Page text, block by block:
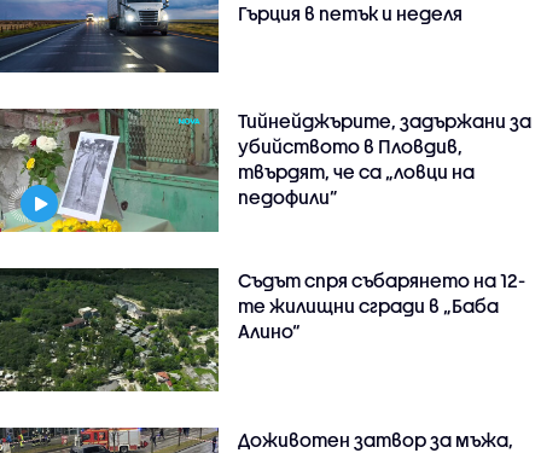
Гърция в петък и неделя
Тийнейджърите, задържани за
убийството в Пловдив,
твърдят, че са „ловци на
педофили”
Съдът спря събарянето на 12-
те жилищни сгради в „Баба
Алино“
Доживотен затвор за мъжа,